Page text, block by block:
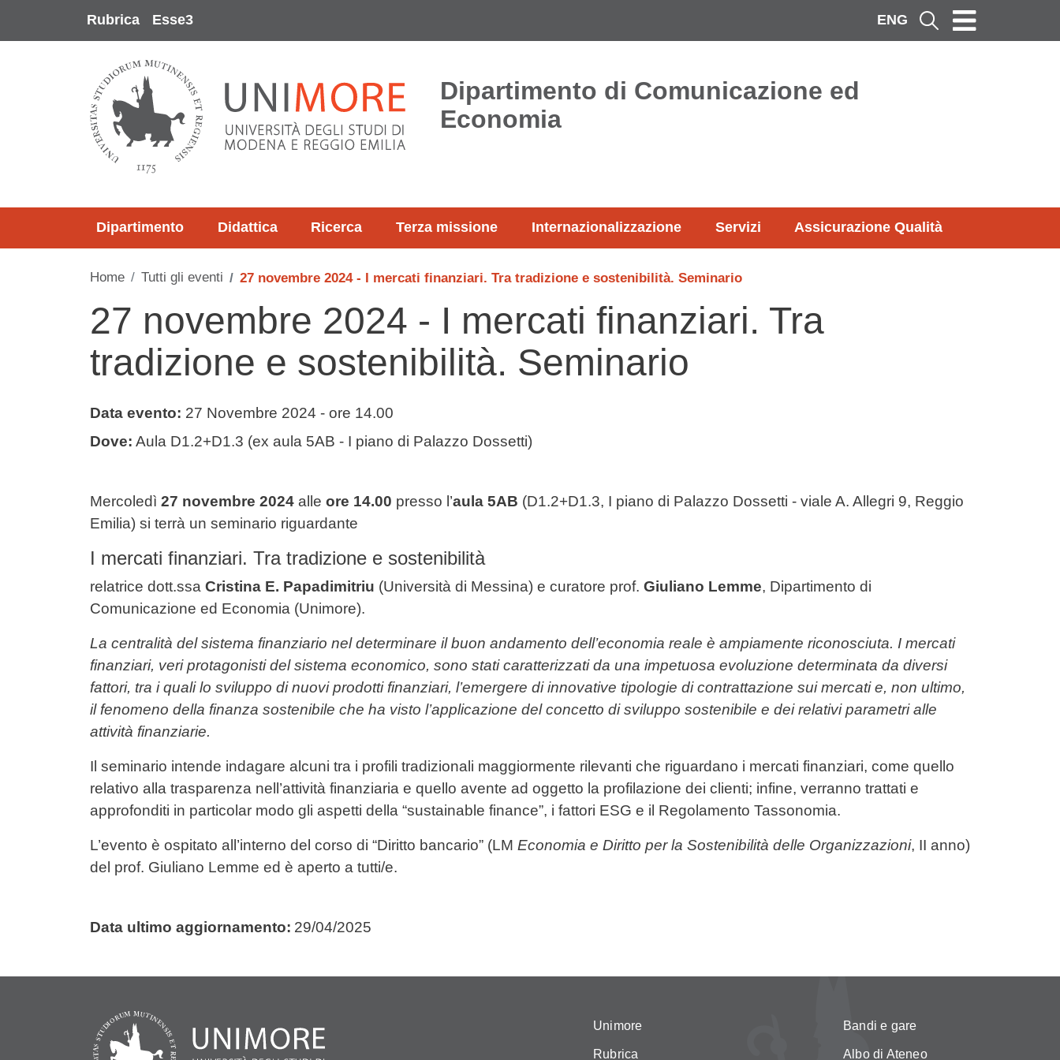
Rubrica Esse3 ENG Cerca
Dipartimento di Comunicazione ed
Economia
Dipartimento Didattica Ricerca Terza missione Internazionalizzazione Servizi Assicurazione Qualità
Home Tutti gli eventi 27 novembre 2024 - I mercati finanziari. Tra tradizione e sostenibilità. Seminario
27 novembre 2024 - I mercati finanziari. Tra
tradizione e sostenibilità. Seminario
Data evento: 27 Novembre 2024 - ore 14.00
Dove: Aula D1.2+D1.3 (ex aula 5AB - I piano di Palazzo Dossetti)
Testo evento
Mercoledì 27 novembre 2024 alle ore 14.00 presso l’aula 5AB (D1.2+D1.3, I piano di Palazzo Dossetti - viale A. Allegri 9, Reggio
Emilia) si terrà un seminario riguardante
I mercati finanziari. Tra tradizione e sostenibilità
relatrice dott.ssa Cristina E. Papadimitriu (Università di Messina) e curatore prof. Giuliano Lemme, Dipartimento di
Comunicazione ed Economia (Unimore).
La centralità del sistema finanziario nel determinare il buon andamento dell’economia reale è ampiamente riconosciuta. I mercati
finanziari, veri protagonisti del sistema economico, sono stati caratterizzati da una impetuosa evoluzione determinata da diversi
fattori, tra i quali lo sviluppo di nuovi prodotti finanziari, l’emergere di innovative tipologie di contrattazione sui mercati e, non ultimo,
il fenomeno della finanza sostenibile che ha visto l’applicazione del concetto di sviluppo sostenibile e dei relativi parametri alle
attività finanziarie.
Il seminario intende indagare alcuni tra i profili tradizionali maggiormente rilevanti che riguardano i mercati finanziari, come quello
relativo alla trasparenza nell’attività finanziaria e quello avente ad oggetto la profilazione dei clienti; infine, verranno trattati e
approfonditi in particolar modo gli aspetti della “sustainable finance”, i fattori ESG e il Regolamento Tassonomia.
L’evento è ospitato all’interno del corso di “Diritto bancario” (LM Economia e Diritto per la Sostenibilità delle Organizzazioni, II anno)
del prof. Giuliano Lemme ed è aperto a tutti/e.
Data ultimo aggiornamento: 29/04/2025
Unimore
Rubrica
Bandi e gare
Albo di Ateneo